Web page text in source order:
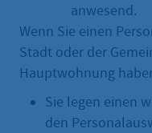
anwesend.
Wenn Sie einen
Stadt oder der
Hauptwohnung
Sie legen einen
den